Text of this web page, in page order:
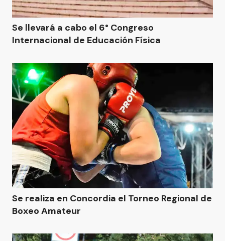
Se llevará a cabo el 6° Congreso
Internacional de Educación Física
Se realiza en Concordia el Torneo Regional de
Boxeo Amateur